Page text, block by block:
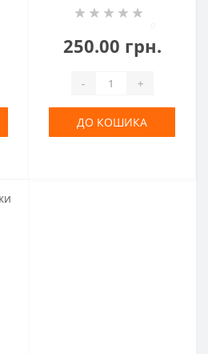
250.00 грн.
- +
ДО КОШИКА